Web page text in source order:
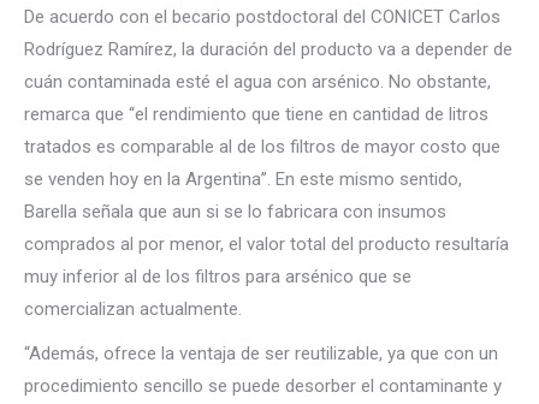
De acuerdo con el becario postdoctoral del CONICET Carlos
Rodríguez Ramírez, la duración del producto va a depender de
cuán contaminada esté el agua con arsénico. No obstante,
remarca que “el rendimiento que tiene en cantidad de litros
tratados es comparable al de los filtros de mayor costo que
se venden hoy en la Argentina”. En este mismo sentido,
Barella señala que aun si se lo fabricara con insumos
comprados al por menor, el valor total del producto resultaría
muy inferior al de los filtros para arsénico que se
comercializan actualmente.
“Además, ofrece la ventaja de ser reutilizable, ya que con un
procedimiento sencillo se puede desorber el contaminante y